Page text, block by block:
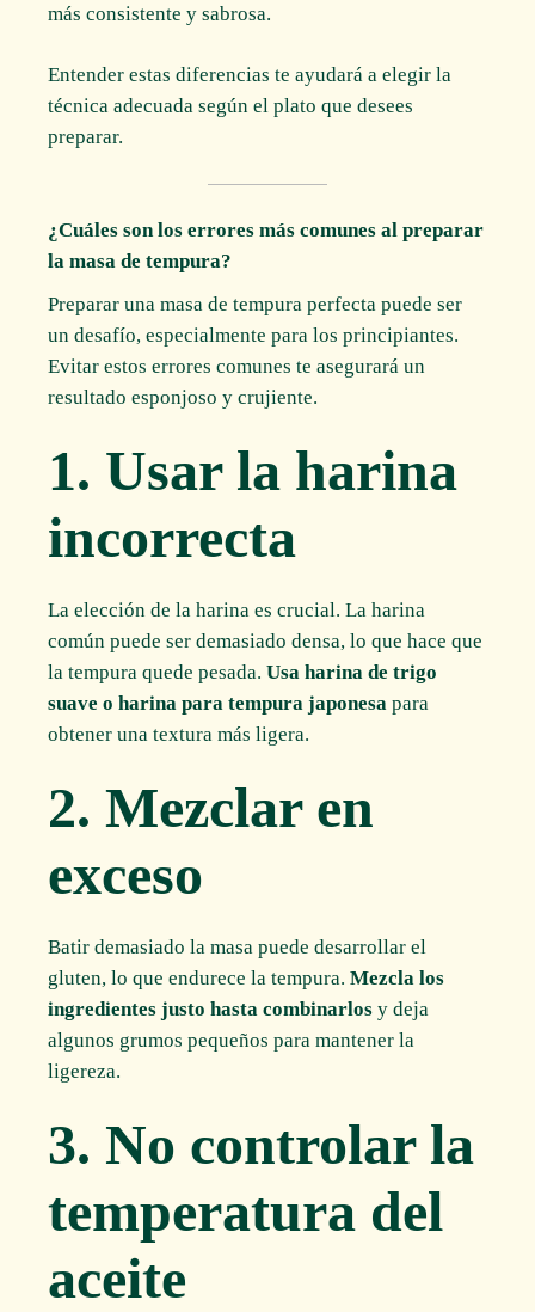
más consistente y sabrosa.
Entender estas diferencias te ayudará a elegir la
técnica adecuada según el plato que desees
preparar.
¿Cuáles son los errores más comunes al preparar
la masa de tempura?
Preparar una masa de tempura perfecta puede ser
un desafío, especialmente para los principiantes.
Evitar estos errores comunes te asegurará un
resultado esponjoso y crujiente.
1. Usar la harina
incorrecta
La elección de la harina es crucial. La harina
común puede ser demasiado densa, lo que hace que
la tempura quede pesada.Usa harina de trigo
suave o harina para tempura japonesa para
obtener una textura más ligera.
2. Mezclar en
exceso
Batir demasiado la masa puede desarrollar el
gluten, lo que endurece la tempura.Mezcla los
ingredientes justo hasta combinarlos y deja
algunos grumos pequeños para mantener la
ligereza.
3. No controlar la
temperatura del
aceite